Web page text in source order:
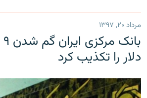
مرداد ۲۰, ۱۳۹۷
دلار را تکذیب کرد